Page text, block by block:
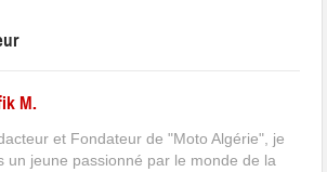
M.
et Fondateur de "Moto Algérie", je
un jeune passionné par le monde de la